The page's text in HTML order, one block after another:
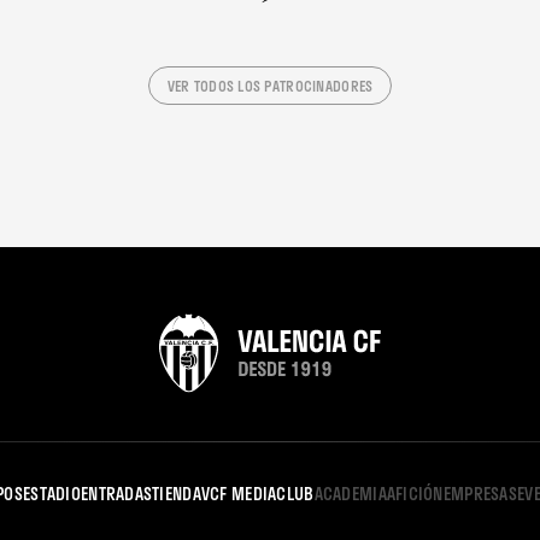
VER TODOS LOS PATROCINADORES
ESTADIOENTRADASTIENDAVCF MEDIACLUBACADEMIAAFICIÓNEMPRESAS